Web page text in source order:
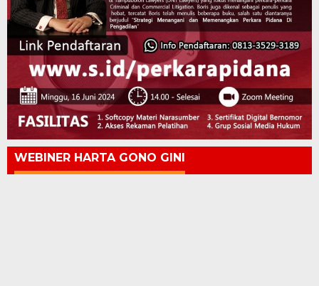
WEBINER HARTA GONO GINI